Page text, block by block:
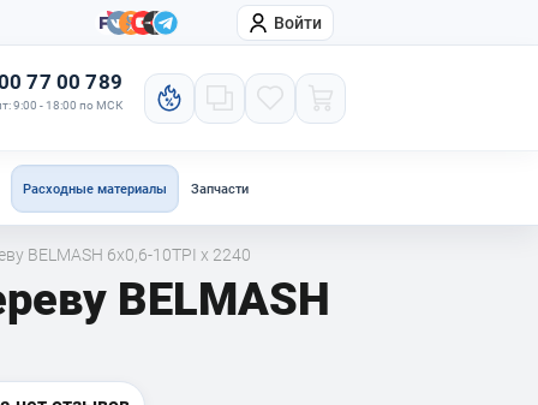
Компания Войти
77 00 789
9:00 - 18:00 по МСК
Расходные материалы Запчасти
BELMASH 6x0,6-10TPI x 2240
BELMASH